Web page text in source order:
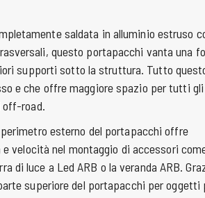
saldata in alluminio estruso
questo portapacchi vanta una
supporti sotto la struttura. Tutto
e che offre maggiore spazio per tutti gli
off-road.
esterno del portapacchi offre
velocità nel montaggio di accessori
di luce a Led ARB o la veranda ARB.
superiore del portapacchi per oggetti